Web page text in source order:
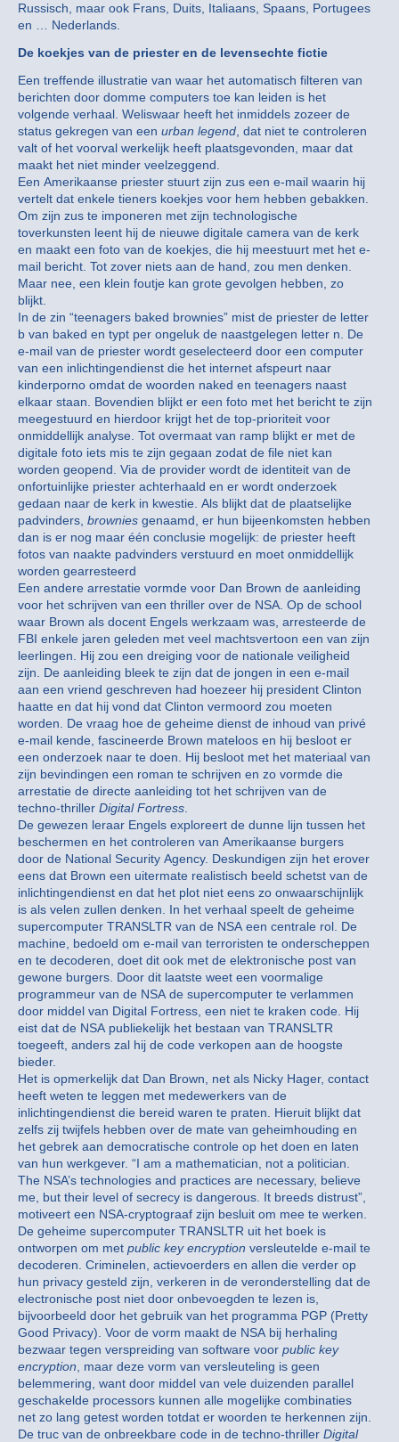
Russisch, maar ook Frans, Duits, Italiaans, Spaans, Portugees
en … Nederlands.
De koekjes van de priester en de levensechte fictie
Een treffende illustratie van waar het automatisch filteren van
berichten door domme computers toe kan leiden is het
volgende verhaal. Weliswaar heeft het inmiddels zozeer de
status gekregen van een urban legend , dat niet te controleren
valt of het voorval werkelijk heeft plaatsgevonden, maar dat
maakt het niet minder veelzeggend.
Een Amerikaanse priester stuurt zijn zus een e-mail waarin hij
vertelt dat enkele tieners koekjes voor hem hebben gebakken.
Om zijn zus te imponeren met zijn technologische
toverkunsten leent hij de nieuwe digitale camera van de kerk
en maakt een foto van de koekjes, die hij meestuurt met het e-
mail bericht. Tot zover niets aan de hand, zou men denken.
Maar nee, een klein foutje kan grote gevolgen hebben, zo
blijkt.
In de zin “teenagers baked brownies” mist de priester de letter
b van baked en typt per ongeluk de naastgelegen letter n. De
e-mail van de priester wordt geselecteerd door een computer
van een inlichtingendienst die het internet afspeurt naar
kinderporno omdat de woorden naked en teenagers naast
elkaar staan. Bovendien blijkt er een foto met het bericht te zijn
meegestuurd en hierdoor krijgt het de top-prioriteit voor
onmiddellijk analyse. Tot overmaat van ramp blijkt er met de
digitale foto iets mis te zijn gegaan zodat de file niet kan
worden geopend. Via de provider wordt de identiteit van de
onfortuinlijke priester achterhaald en er wordt onderzoek
gedaan naar de kerk in kwestie. Als blijkt dat de plaatselijke
padvinders, brownies genaamd, er hun bijeenkomsten hebben
dan is er nog maar één conclusie mogelijk: de priester heeft
fotos van naakte padvinders verstuurd en moet onmiddellijk
worden gearresteerd
Een andere arrestatie vormde voor Dan Brown de aanleiding
voor het schrijven van een thriller over de NSA. Op de school
waar Brown als docent Engels werkzaam was, arresteerde de
FBI enkele jaren geleden met veel machtsvertoon een van zijn
leerlingen. Hij zou een dreiging voor de nationale veiligheid
zijn. De aanleiding bleek te zijn dat de jongen in een e-mail
aan een vriend geschreven had hoezeer hij president Clinton
haatte en dat hij vond dat Clinton vermoord zou moeten
worden. De vraag hoe de geheime dienst de inhoud van privé
e-mail kende, fascineerde Brown mateloos en hij besloot er
een onderzoek naar te doen. Hij besloot met het materiaal van
zijn bevindingen een roman te schrijven en zo vormde die
arrestatie de directe aanleiding tot het schrijven van de
techno-thriller Digital Fortress
De gewezen leraar Engels exploreert de dunne lijn tussen het
beschermen en het controleren van Amerikaanse burgers
door de National Security Agency. Deskundigen zijn het erover
eens dat Brown een uitermate realistisch beeld schetst van de
inlichtingendienst en dat het plot niet eens zo onwaarschijnlijk
is als velen zullen denken. In het verhaal speelt de geheime
supercomputer TRANSLTR van de NSA een centrale rol. De
machine, bedoeld om e-mail van terroristen te onderscheppen
en te decoderen, doet dit ook met de elektronische post van
gewone burgers. Door dit laatste weet een voormalige
programmeur van de NSA de supercomputer te verlammen
door middel van Digital Fortress, een niet te kraken code. Hij
eist dat de NSA publiekelijk het bestaan van TRANSLTR
toegeeft, anders zal hij de code verkopen aan de hoogste
bieder.
Het is opmerkelijk dat Dan Brown, net als Nicky Hager, contact
heeft weten te leggen met medewerkers van de
inlichtingendienst die bereid waren te praten. Hieruit blijkt dat
zelfs zij twijfels hebben over de mate van geheimhouding en
het gebrek aan democratische controle op het doen en laten
van hun werkgever. “I am a mathematician, not a politician.
The NSA’s technologies and practices are necessary, believe
me, but their level of secrecy is dangerous. It breeds distrust”,
motiveert een NSA-cryptograaf zijn besluit om mee te werken.
De geheime supercomputer TRANSLTR uit het boek is
ontworpen om met public key encryption versleutelde e-mail te
decoderen. Criminelen, actievoerders en allen die verder op
hun privacy gesteld zijn, verkeren in de veronderstelling dat de
electronische post niet door onbevoegden te lezen is,
bijvoorbeeld door het gebruik van het programma PGP (Pretty
Good Privacy). Voor de vorm maakt de NSA bij herhaling
bezwaar tegen verspreiding van software voor public key
encryption , maar deze vorm van versleuteling is geen
belemmering, want door middel van vele duizenden parallel
geschakelde processors kunnen alle mogelijke combinaties
net zo lang getest worden totdat er woorden te herkennen zijn.
De truc van de onbreekbare code in de techno-thriller Digital